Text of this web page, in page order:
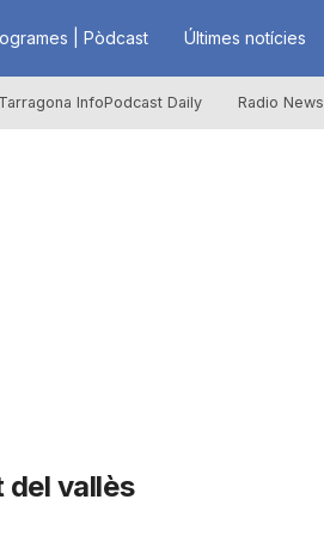
| Pòdcast Últimes notícies
Tarragona InfoPodcast Daily Radio News
del vallès